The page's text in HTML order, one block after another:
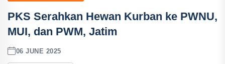
PKS Serahkan Hewan Kurban ke PWNU,
MUI, dan PWM, Jatim
06 JUNE 2025